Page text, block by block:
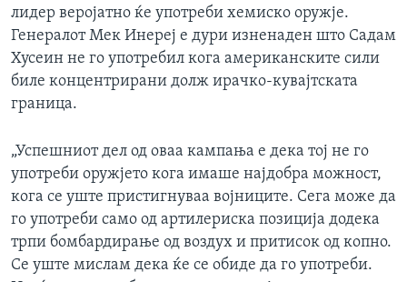
лидер веројатно ќе употреби хемиско оружје.
Генералот Мек Инереј е дури изненаден што Садам
Хусеин не го употребил кога американските сили
биле концентрирани долж ирачко-кувајтската
граница.
„Успешниот дел од оваа кампања е дека тој не го
употреби оружјето кога имаше најдобра можност,
кога се уште пристигнуваа војниците. Сега може да
го употреби само од артилериска позиција додека
трпи бомбардирање од воздух и притисок од копно.
Се уште мислам дека ќе се обиде да го употреби.